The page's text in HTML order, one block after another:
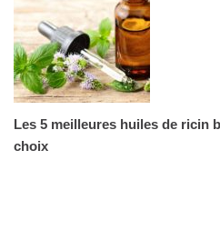
Les 5 meilleures huiles de ricin
choix